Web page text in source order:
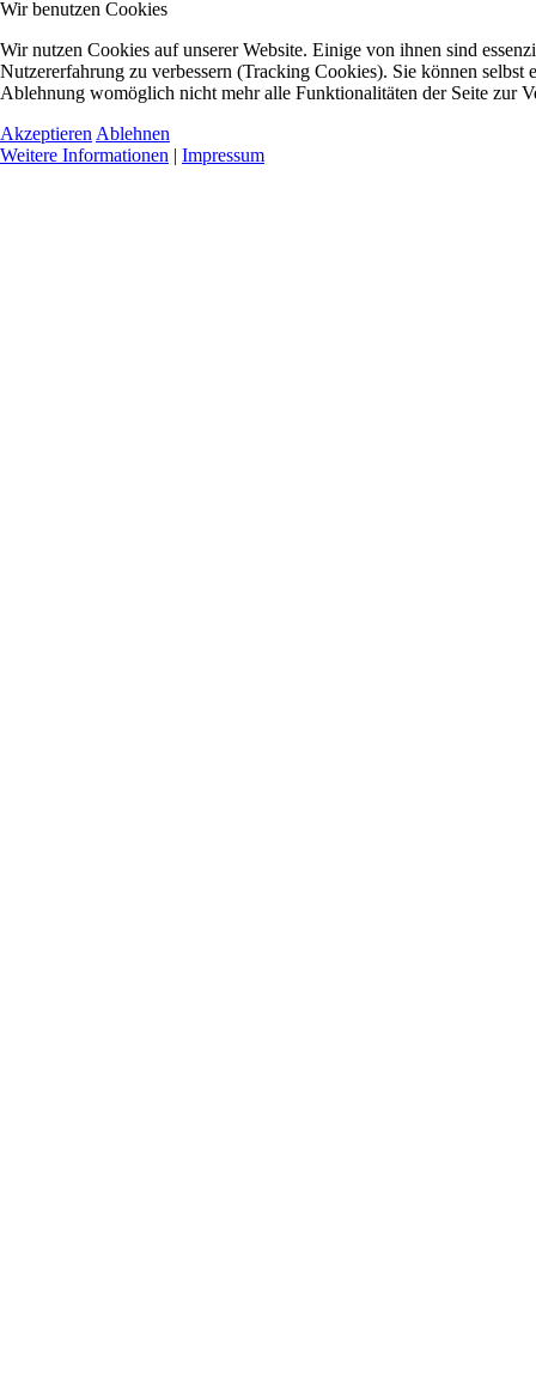
Wir benutzen Cookies
Wir nutzen Cookies auf unserer Website. Einige von ihnen sind
Nutzererfahrung zu verbessern (Tracking Cookies). Sie können selbst
Ablehnung womöglich nicht mehr alle Funktionalitäten der Seite zur
Akzeptieren Ablehnen
Weitere Informationen | Impressum